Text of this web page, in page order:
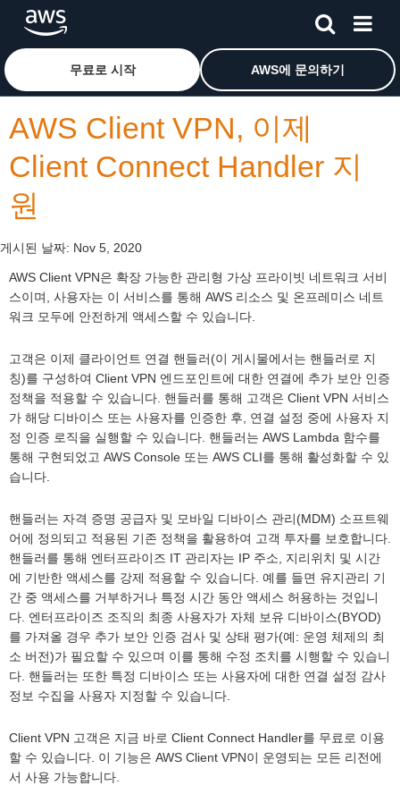
메인 콘텐츠로 건너뛰기Amazon Web Services 홈 페이지로 돌아가려면 여기를 클
무료로 시작 AWS에 문의하기
AWS Client VPN, 이제
Client Connect Handler 지
원
게시된 날짜: Nov 5, 2020
AWS Client VPN은 확장 가능한 관리형 가상 프라이빗 네트워크 서비
스이며, 사용자는 이 서비스를 통해 AWS 리소스 및 온프레미스 네트
워크 모두에 안전하게 액세스할 수 있습니다.
고객은 이제 클라이언트 연결 핸들러(이 게시물에서는 핸들러로 지
칭)를 구성하여 Client VPN 엔드포인트에 대한 연결에 추가 보안 인증
정책을 적용할 수 있습니다. 핸들러를 통해 고객은 Client VPN 서비스
가 해당 디바이스 또는 사용자를 인증한 후, 연결 설정 중에 사용자 지
정 인증 로직을 실행할 수 있습니다. 핸들러는 AWS Lambda 함수를
통해 구현되었고 AWS Console 또는 AWS CLI를 통해 활성화할 수 있
습니다.
핸들러는 자격 증명 공급자 및 모바일 디바이스 관리(MDM) 소프트웨
어에 정의되고 적용된 기존 정책을 활용하여 고객 투자를 보호합니다.
핸들러를 통해 엔터프라이즈 IT 관리자는 IP 주소, 지리위치 및 시간
에 기반한 액세스를 강제 적용할 수 있습니다. 예를 들면 유지관리 기
간 중 액세스를 거부하거나 특정 시간 동안 액세스 허용하는 것입니
다. 엔터프라이즈 조직의 최종 사용자가 자체 보유 디바이스(BYOD)
를 가져올 경우 추가 보안 인증 검사 및 상태 평가(예: 운영 체제의 최
소 버전)가 필요할 수 있으며 이를 통해 수정 조치를 시행할 수 있습니
다. 핸들러는 또한 특정 디바이스 또는 사용자에 대한 연결 설정 감사
정보 수집을 사용자 지정할 수 있습니다.
Client VPN 고객은 지금 바로 Client Connect Handler를 무료로 이용
할 수 있습니다. 이 기능은 AWS Client VPN이 운영되는 모든 리전에
서 사용 가능합니다.